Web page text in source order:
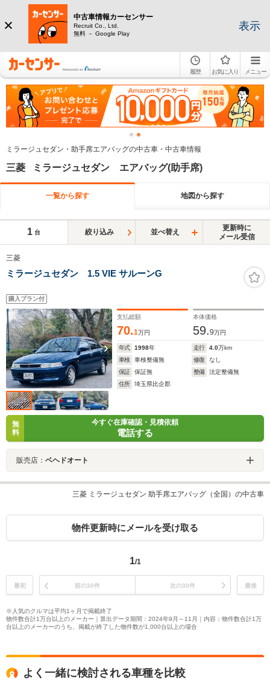
中古車情報カーセンサー
Recruit Co., Ltd.
無料 － Google Play
表示
履歴 お気に入り メニュー
ミラージュセダン・助手席エアバッグの中古車・中古車情報
三菱 ミラージュセダン エアバッグ(助手席)
一覧から探す 地図から探す
1 台 絞り込み 並べ替え
更新時に
メール受信
三菱
ミラージュセダン 1.5 VIE サルーンG
購入プラン付
支払総額
70.1万円
本体価格
59.9万円
年式 1998年 走行 4.0万km
車検
車検整備無 修復
なし
保証
保証無 整備
法定整備無
住所
埼玉県比企郡
無
料
今すぐ在庫確認・見積依頼
電話する
販売店： ベヘドオート
三菱 ミラージュセダン 助手席エアバッグ（全国）の中古車
物件更新時にメールを受け取る
1/1
最初 前の30件 次の30件 最後
※人気のクルマは平均1ヶ月で掲載終了
物件数合計1万台以上のメーカー｜算出データ期間：2024年9月～11月｜内容：物件数合計1万
台以上のメーカーのうち、掲載が終了した物件数が1,000台以上の場合
よく一緒に検討される車種を比較